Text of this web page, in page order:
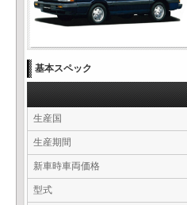
基本スペック
生産国
生産期間
新車時車両価格
型式